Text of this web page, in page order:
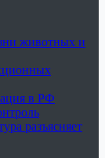
животных и
в РФ
разъясняет